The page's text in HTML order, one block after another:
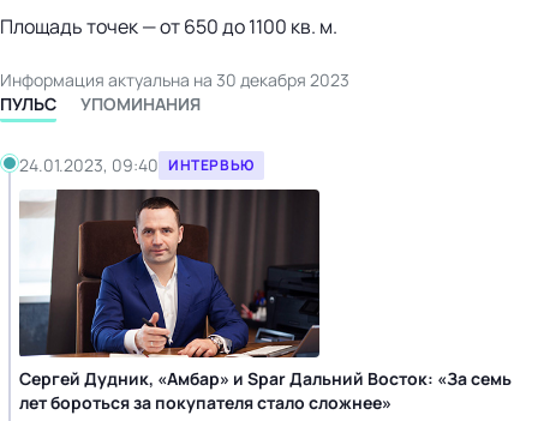
Площадь точек — от 650 до 1100 кв. м.
Информация актуальна на 30 декабря 2023
ПУЛЬС
УПОМИНАНИЯ
24.01.2023, 09:40 ИНТЕРВЬЮ
Сергей Дудник, «Амбар» и Spar Дальний Восток: «За семь
лет бороться за покупателя стало сложнее»